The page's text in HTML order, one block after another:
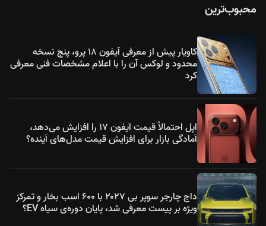
محبوب‌ترین
کاویار پیش از معرفی آیفون ۱۸ پرو، پنج نسخه
محدود و لوکس آن را با اعلام مشخصات فنی معرفی
کرد
اپل احتمالاً قیمت آیفون ۱۷ را افزایش می‌دهد،
آمادگی بازار برای افزایش قیمت مدل‌های آینده؟
داج چارجر سوپر بی ۲۰۲۷ با ۶۰۰ اسب بخار و تمرکز
ویژه بر پیست معرفی شد، پایان دوره‌ی سیاه EV؟